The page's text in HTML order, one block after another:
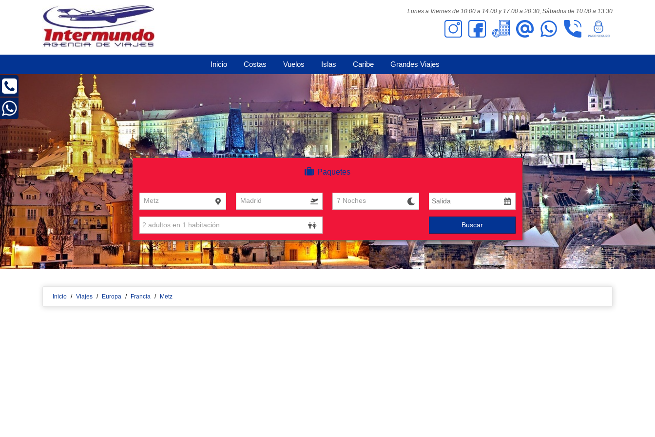
Lunes a Viernes de 10:00 a 14:00 y 17:00 a 20:30, Sábados de 10:00 a 13:30
Inicio Costas Vuelos Islas Caribe Grandes Viajes
Paquetes
Metz Madrid 7 Noches
Buscar
Inicio / Viajes / Europa / Francia / Metz